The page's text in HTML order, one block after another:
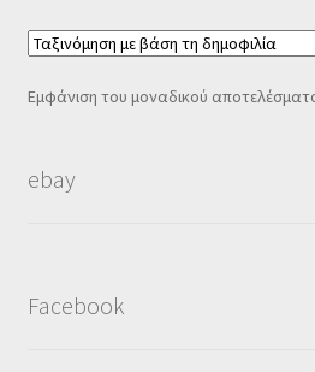
Εμφάνιση του μοναδικού
ebay
Facebook